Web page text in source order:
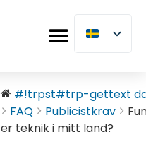
#!trpst#trp-gettext
FAQ
Publicistkrav
er teknik i mitt land?